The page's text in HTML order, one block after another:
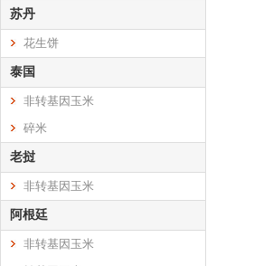
苏丹
花生饼
泰国
非转基因玉米
碎米
老挝
非转基因玉米
阿根廷
非转基因玉米